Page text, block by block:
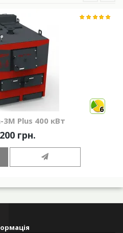
6
Plus 400 кВт
грн.